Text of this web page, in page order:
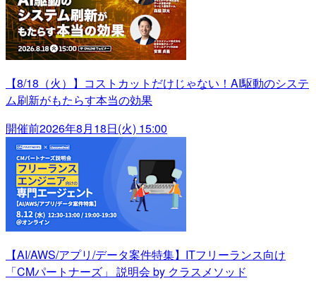
【8/18（火）】コストカットだけじゃない！AI駆動のシステ
ム刷新がもたらす本当の効果
開催前2026年8月18日(火) 15:00
【AI/AWS/アプリ/データ案件特集】ITフリーランス向け
「CMパートナーズ」 説明会 by クラスメソッド